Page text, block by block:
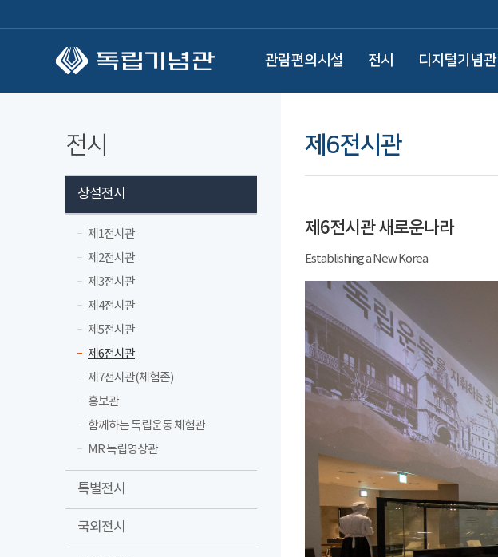
관람편의시설 전시 디지털기념관
전시
상설전시
제1전시관
제2전시관
제3전시관
제4전시관
제5전시관
제6전시관
제7전시관(체험존)
홍보관
함께하는 독립운동 체험관
MR 독립영상관
특별전시
국외전시
제6전시관
제6전시관 새로운나라
Establishing a New Korea